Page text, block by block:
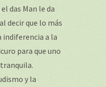
das Man le da
decir que lo más
indiferencia a la
para que uno
y la